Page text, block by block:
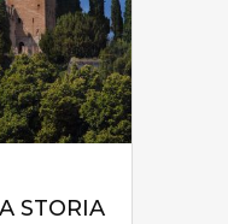
STORIA